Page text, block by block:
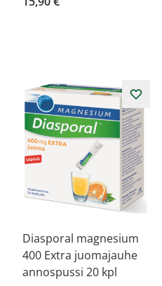
Diasporal magnesium
400 Extra juomajauhe
annospussi 20 kpl